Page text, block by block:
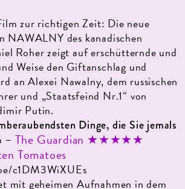
zur richtigen Zeit: Die neue
NAWALNY des kanadischen
Roher zeigt auf erschütternde und
Weise den Giftanschlag und
an Alexei Nawalny, dem russischen
und „Staatsfeind Nr.1“ von
Putin.
Dinge, die Sie jemals
– The Guardian ★★★★★
Tomatoes
c1DM3WiXUEs
mit geheimen Aufnahmen in dem